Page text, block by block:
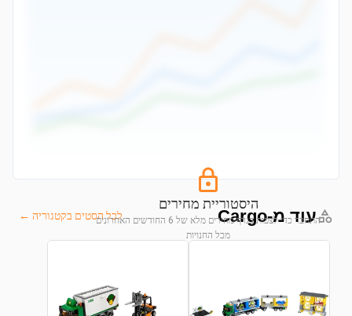
היסטוריית מחירים
התחבר כדי לצפות בגרף מחירים מלא של 6 החודשים האחרונים
מכל החנויות
עוד מ-Cargo לכל הסטים בקטגוריה ←